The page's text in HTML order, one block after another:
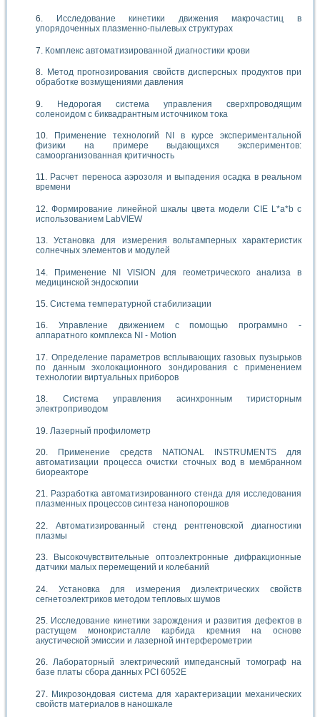
Исследование кинетики движения макрочастиц в
упорядоченных плазменно-пылевых структурах
Комплекс автоматизированной диагностики крови
Метод прогнозирования свойств дисперсных продуктов при
обработке возмущениями давления
Недорогая система управления сверхпроводящим
соленоидом с биквадрантным источником тока
Применение технологий NI в курсе экспериментальной
физики на примере выдающихся экспериментов:
самоорганизованная критичность
Расчет переноса аэрозоля и выпадения осадка в реальном
времени
Формирование линейной шкалы цвета модели CIE L*a*b с
использованием LabVIEW
Установка для измерения вольтамперных характеристик
солнечных элементов и модулей
Применение NI VISION для геометрического анализа в
медицинской эндоскопии
Система температурной стабилизации
Управление движением с помощью программно -
аппаратного комплекса NI - Motion
Определение параметров всплывающих газовых пузырьков
по данным эхолокационного зондирования с применением
технологии виртуальных приборов
Система управления асинхронным тиристорным
электроприводом
Лазерный профилометр
Применение средств NATIONAL INSTRUMENTS для
автоматизации процесса очистки сточных вод в мембранном
биореакторе
Разработка автоматизированного стенда для исследования
плазменных процессов синтеза нанопорошков
Автоматизированный стенд рентгеновской диагностики
плазмы
Высокочувствительные оптоэлектронные дифракционные
датчики малых перемещений и колебаний
Установка для измерения диэлектрических свойств
сегнетоэлектриков методом тепловых шумов
Исследование кинетики зарождения и развития дефектов в
растущем монокристалле карбида кремния на основе
акустической эмиссии и лазерной интерферометрии
Лабораторный электрический импедансный томограф на
базе платы сбора данных PCI 6052E
Микрозондовая система для характеризации механических
свойств материалов в наношкале